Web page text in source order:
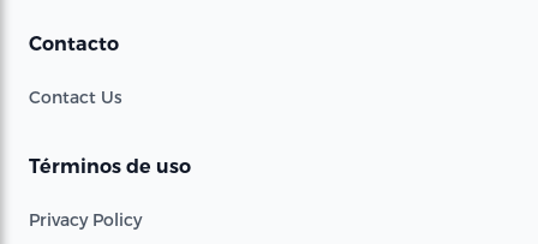
Contacto
Contact Us
Términos de uso
Privacy Policy